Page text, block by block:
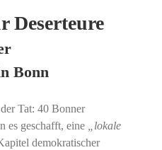
Deserteure
Bonn
Tat: 40 Bonner
es geschafft, eine
„lokale
demokratischer